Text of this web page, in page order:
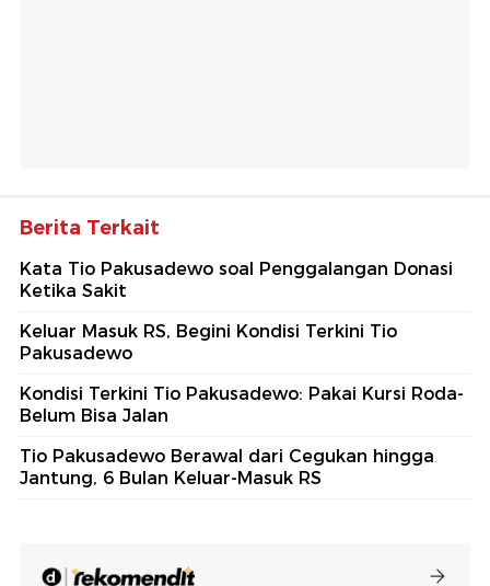
Berita Terkait
Kata Tio Pakusadewo soal Penggalangan Donasi
Ketika Sakit
Keluar Masuk RS, Begini Kondisi Terkini Tio
Pakusadewo
Kondisi Terkini Tio Pakusadewo: Pakai Kursi Roda-
Belum Bisa Jalan
Tio Pakusadewo Berawal dari Cegukan hingga
Jantung, 6 Bulan Keluar-Masuk RS